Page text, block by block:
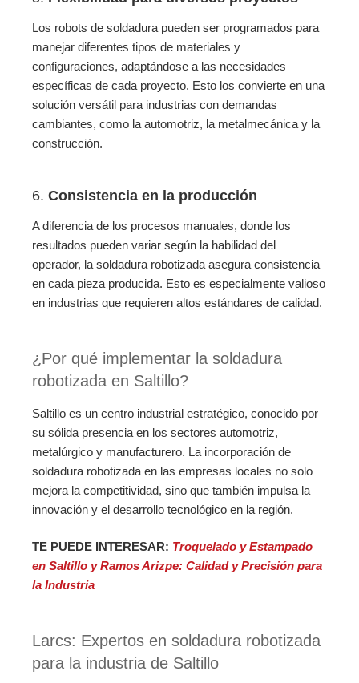
Los robots de soldadura pueden ser programados para
manejar diferentes tipos de materiales y
configuraciones, adaptándose a las necesidades
específicas de cada proyecto. Esto los convierte en una
solución versátil para industrias con demandas
cambiantes, como la automotriz, la metalmecánica y la
construcción.
6. Consistencia en la producción
A diferencia de los procesos manuales, donde los
resultados pueden variar según la habilidad del
operador, la soldadura robotizada asegura consistencia
en cada pieza producida. Esto es especialmente valioso
en industrias que requieren altos estándares de calidad.
¿Por qué implementar la soldadura
robotizada en Saltillo?
Saltillo es un centro industrial estratégico, conocido por
su sólida presencia en los sectores automotriz,
metalúrgico y manufacturero. La incorporación de
soldadura robotizada en las empresas locales no solo
mejora la competitividad, sino que también impulsa la
innovación y el desarrollo tecnológico en la región.
TE PUEDE INTERESAR: Troquelado y Estampado
en Saltillo y Ramos Arizpe: Calidad y Precisión para
la Industria
Larcs: Expertos en soldadura robotizada
para la industria de Saltillo